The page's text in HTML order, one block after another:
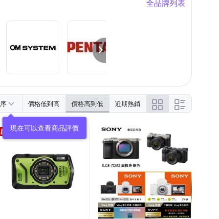
全品牌列表
價格低到高 價格高到低 近期熱銷
現在可以查看商品評價